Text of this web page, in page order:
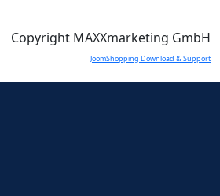
Copyright MAXXmarketing GmbH
JoomShopping Download & Support